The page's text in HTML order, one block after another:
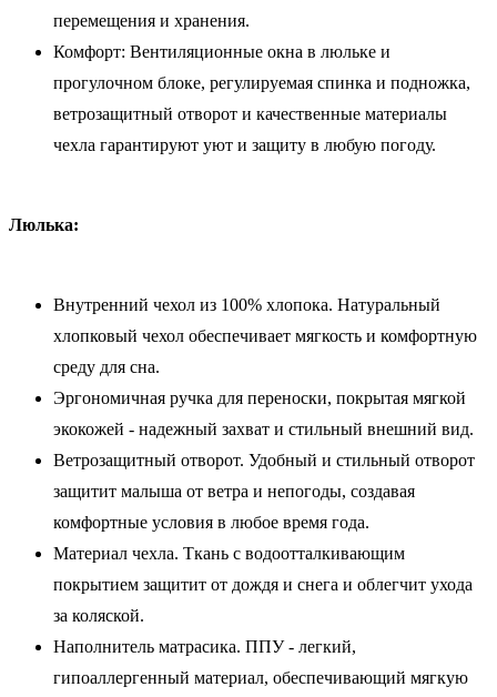
перемещения и хранения.
Комфорт: Вентиляционные окна в люльке и
прогулочном блоке, регулируемая спинка и подножка,
ветрозащитный отворот и качественные материалы
чехла гарантируют уют и защиту в любую погоду.
Люлька:
Внутренний чехол из 100% хлопока. Натуральный
хлопковый чехол обеспечивает мягкость и комфортную
среду для сна.
Эргономичная ручка для переноски, покрытая мягкой
экокожей - надежный захват и стильный внешний вид.
Ветрозащитный отворот. Удобный и стильный отворот
защитит малыша от ветра и непогоды, создавая
комфортные условия в любое время года.
Материал чехла. Ткань с водоотталкивающим
покрытием защитит от дождя и снега и облегчит ухода
за коляской.
Наполнитель матрасика. ППУ - легкий,
гипоаллергенный материал, обеспечивающий мягкую